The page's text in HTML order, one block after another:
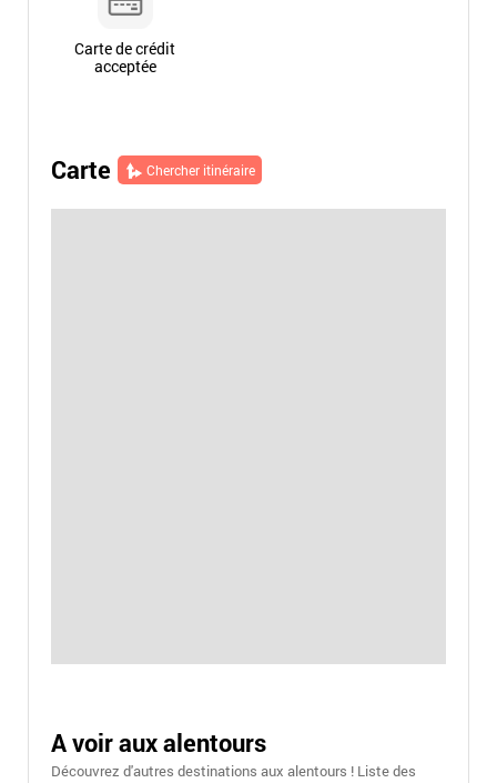
Carte de crédit
acceptée
Carte Chercher itinéraire
A voir aux alentours
Découvrez d'autres destinations aux alentours ! Liste des